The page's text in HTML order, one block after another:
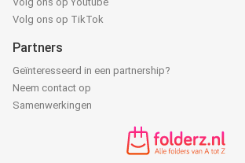
Volg ons op TikTok
Partners
Geïnteresseerd in een partnership?
Neem contact op
Samenwerkingen